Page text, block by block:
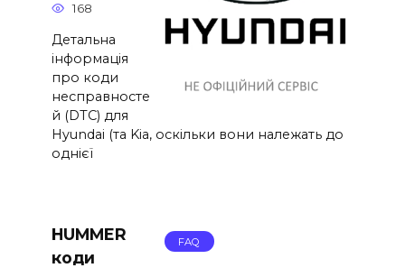
168
Детальна
інформація
про коди
несправносте
й (DTC) для
Hyundai (та Kia, оскільки вони належать до
однієї
FAQ
HUMMER
коди